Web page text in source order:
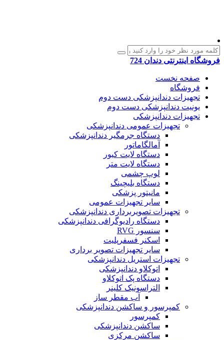
فروشگاه اینترنتی دندان 724
صفحه نخست
فروشگاه
تجهیزات دندانپزشکی دست دوم
یونیت دندانپزشکی دست دوم
تجهیزات دندانپزشکی
تجهیزات عمومی دندانپزشکی
دستگاه جرمگیر دندانپزشکی
آمالگاماتور
دستگاه لایت کیور
دستگاه لایت متر
لوپ چشمی
دستگاه بلیچینگ
مانیتور پزشکی
سایر تجهیزات عمومی
تجهیزات تصویربرداری دندانپزشکی
دستگاه رادیوگرافی دندانپزشکی
سنسور RVG
اسکنر فسفرپلیت
سایر تجهیزات تصویر برداری
تجهیزات استریل دندانپزشکی
اتوکلاو دندانپزشکی
دستگاه پک اتوکلاو
التراسونیک کلینر
آب مقطر ساز
کمپرسور و ساکشن دندانپزشکی
کمپرسور
ساکشن دندانپزشکی
ساکشن مرکزی